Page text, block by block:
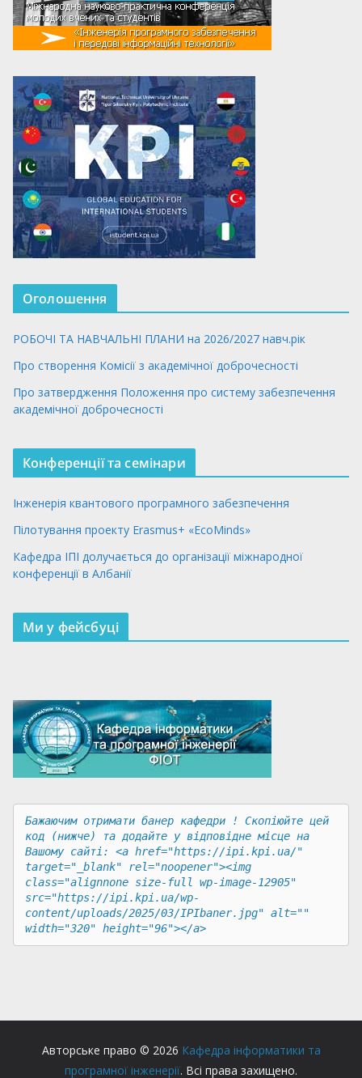
Оголошення
РОБОЧІ ТА НАВЧАЛЬНІ ПЛАНИ на 2026/2027 навч.рік
Про створення Комісії з академічної доброчесності
Про затвердження Положення про систему забезпечення
академічної доброчесності
Конференції та семінари
Інженерія квантового програмного забезпечення
Пілотування проекту Erasmus+ «EcoMinds»
Кафедра ІПІ долучається до організації міжнародної
конференції в Албанії
Ми у фейсбуці
Бажаючим отримати банер кафедри ! Скопіюйте цей
код (нижче) та додайте у відповідне місце на
Вашому сайті: <a href="https://ipi.kpi.ua/"
target="_blank" rel="noopener"><img
class="alignnone size-full wp-image-12905"
src="https://ipi.kpi.ua/wp-
content/uploads/2025/03/IPIbaner.jpg" alt=""
width="320" height="96"></a>
Авторське право © 2026 Кафедра інформатики та
програмної інженерії. Всі права захищено.